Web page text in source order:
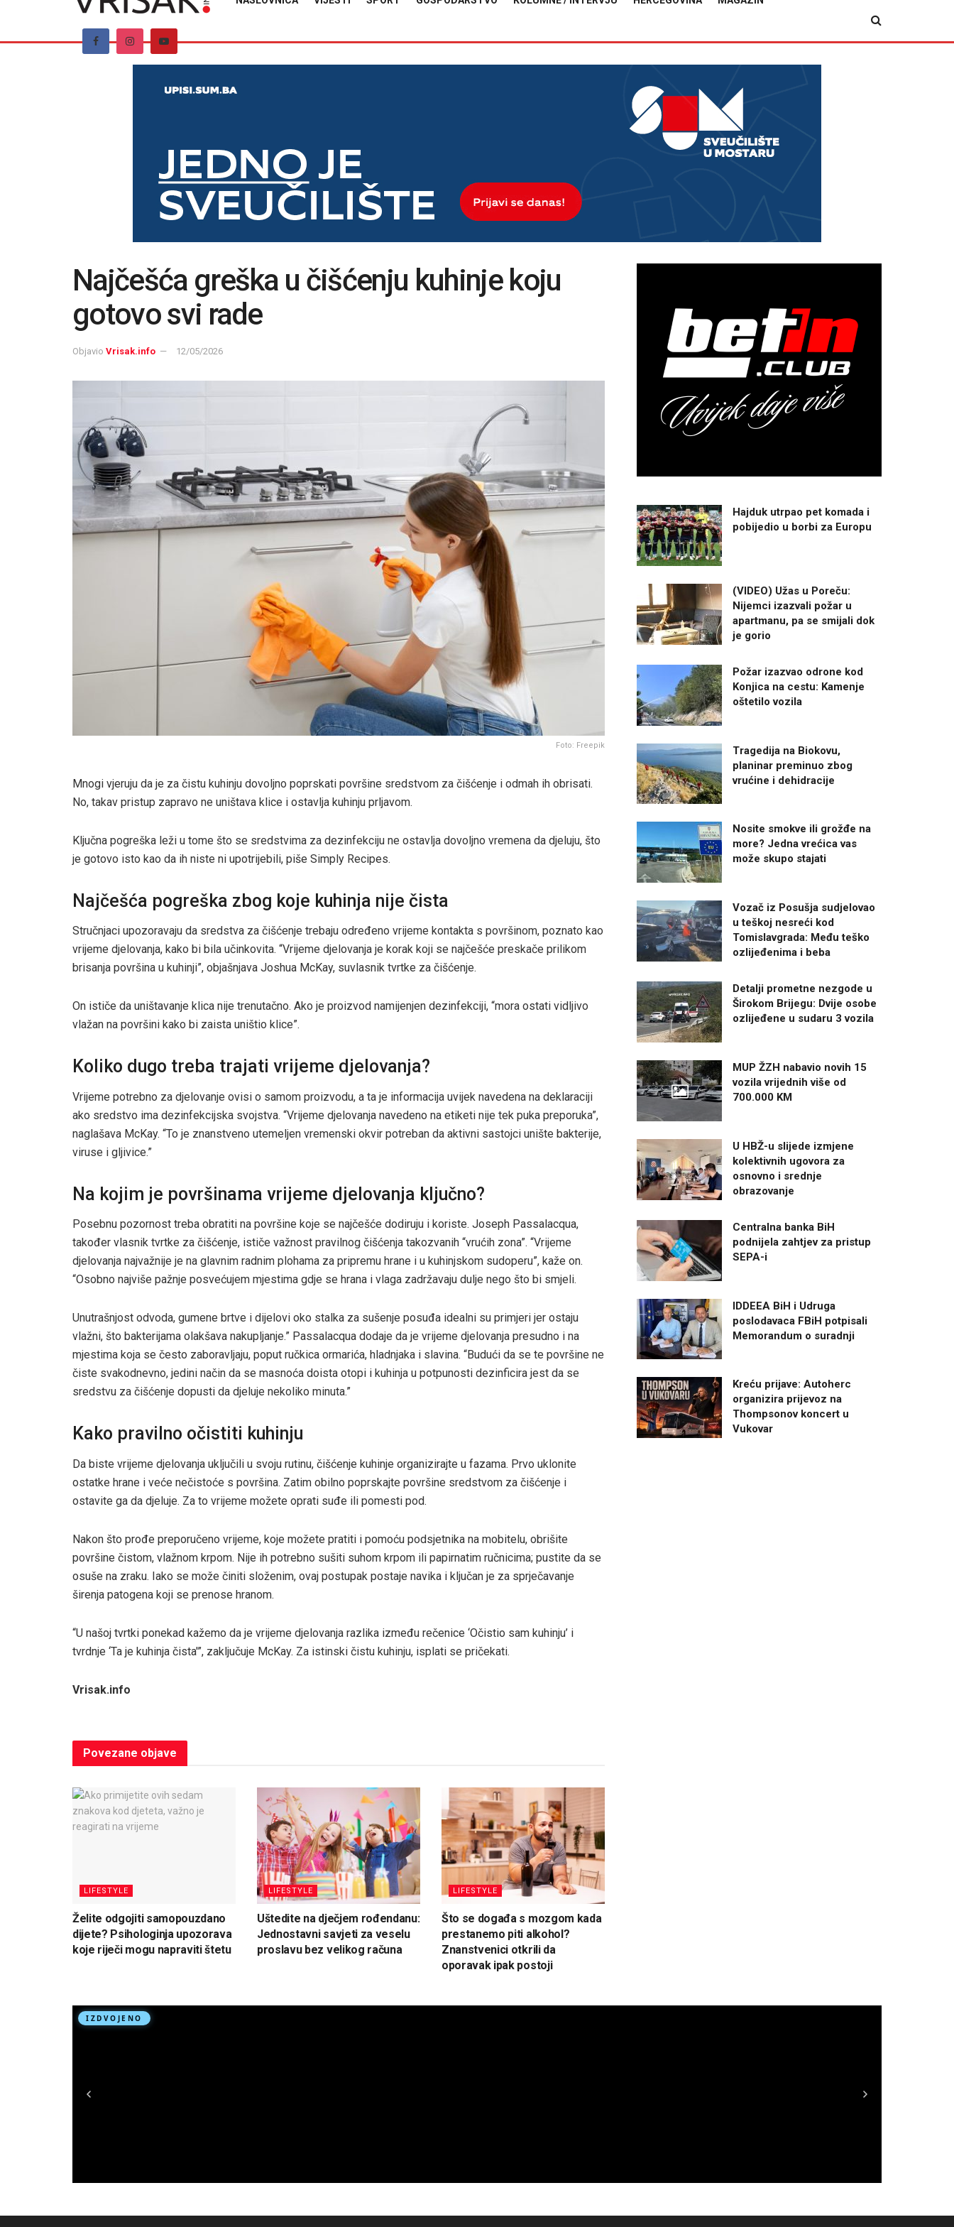
Najčešća greška u čišćenju kuhinje koju
gotovo svi rade
Objavio Vrisak.info 12/05/2026
Foto: Freepik
Mnogi vjeruju da je za čistu kuhinju dovoljno poprskati površine sredstvom za čišćenje i odmah ih obrisati.
No, takav pristup zapravo ne uništava klice i ostavlja kuhinju prljavom.
Ključna pogreška leži u tome što se sredstvima za dezinfekciju ne ostavlja dovoljno vremena da djeluju, što
je gotovo isto kao da ih niste ni upotrijebili, piše Simply Recipes.
Najčešća pogreška zbog koje kuhinja nije čista
Stručnjaci upozoravaju da sredstva za čišćenje trebaju određeno vrijeme kontakta s površinom, poznato kao
vrijeme djelovanja, kako bi bila učinkovita. “Vrijeme djelovanja je korak koji se najčešće preskače prilikom
brisanja površina u kuhinji”, objašnjava Joshua McKay, suvlasnik tvrtke za čišćenje.
On ističe da uništavanje klica nije trenutačno. Ako je proizvod namijenjen dezinfekciji, “mora ostati vidljivo
vlažan na površini kako bi zaista uništio klice”.
Koliko dugo treba trajati vrijeme djelovanja?
Vrijeme potrebno za djelovanje ovisi o samom proizvodu, a ta je informacija uvijek navedena na deklaraciji
ako sredstvo ima dezinfekcijska svojstva. “Vrijeme djelovanja navedeno na etiketi nije tek puka preporuka”,
naglašava McKay. “To je znanstveno utemeljen vremenski okvir potreban da aktivni sastojci unište bakterije,
viruse i gljivice.”
Na kojim je površinama vrijeme djelovanja ključno?
Posebnu pozornost treba obratiti na površine koje se najčešće dodiruju i koriste. Joseph Passalacqua,
također vlasnik tvrtke za čišćenje, ističe važnost pravilnog čišćenja takozvanih “vrućih zona”. “Vrijeme
djelovanja najvažnije je na glavnim radnim plohama za pripremu hrane i u kuhinjskom sudoperu”, kaže on.
“Osobno najviše pažnje posvećujem mjestima gdje se hrana i vlaga zadržavaju dulje nego što bi smjeli.
Unutrašnjost odvoda, gumene brtve i dijelovi oko stalka za sušenje posuđa idealni su primjeri jer ostaju
vlažni, što bakterijama olakšava nakupljanje.” Passalacqua dodaje da je vrijeme djelovanja presudno i na
mjestima koja se često zaboravljaju, poput ručkica ormarića, hladnjaka i slavina. “Budući da se te površine ne
čiste svakodnevno, jedini način da se masnoća doista otopi i kuhinja u potpunosti dezinficira jest da se
sredstvu za čišćenje dopusti da djeluje nekoliko minuta.”
Kako pravilno očistiti kuhinju
Da biste vrijeme djelovanja uključili u svoju rutinu, čišćenje kuhinje organizirajte u fazama. Prvo uklonite
ostatke hrane i veće nečistoće s površina. Zatim obilno poprskajte površine sredstvom za čišćenje i
ostavite ga da djeluje. Za to vrijeme možete oprati suđe ili pomesti pod.
Nakon što prođe preporučeno vrijeme, koje možete pratiti i pomoću podsjetnika na mobitelu, obrišite
površine čistom, vlažnom krpom. Nije ih potrebno sušiti suhom krpom ili papirnatim ručnicima; pustite da se
osuše na zraku. Iako se može činiti složenim, ovaj postupak postaje navika i ključan je za sprječavanje
širenja patogena koji se prenose hranom.
“U našoj tvrtki ponekad kažemo da je vrijeme djelovanja razlika između rečenice ‘Očistio sam kuhinju’ i
tvrdnje ‘Ta je kuhinja čista'”, zaključuje McKay. Za istinski čistu kuhinju, isplati se pričekati.
Vrisak.info
Povezane objave
LIFESTYLE
Želite odgojiti samopouzdano
dijete? Psihologinja upozorava
koje riječi mogu napraviti štetu
LIFESTYLE
Uštedite na dječjem rođendanu:
Jednostavni savjeti za veselu
proslavu bez velikog računa
LIFESTYLE
Što se događa s mozgom kada
prestanemo piti alkohol?
Znanstvenici otkrili da
oporavak ipak postoji
Hajduk utrpao pet komada i
pobijedio u borbi za Europu
(VIDEO) Užas u Poreču:
Nijemci izazvali požar u
apartmanu, pa se smijali dok
je gorio
Požar izazvao odrone kod
Konjica na cestu: Kamenje
oštetilo vozila
Tragedija na Biokovu,
planinar preminuo zbog
vrućine i dehidracije
Nosite smokve ili grožđe na
more? Jedna vrećica vas
može skupo stajati
Vozač iz Posušja sudjelovao
u teškoj nesreći kod
Tomislavgrada: Među teško
ozlijeđenima i beba
Detalji prometne nezgode u
Širokom Brijegu: Dvije osobe
ozlijeđene u sudaru 3 vozila
MUP ŽZH nabavio novih 15
vozila vrijednih više od
700.000 KM
U HBŽ-u slijede izmjene
kolektivnih ugovora za
osnovno i srednje
obrazovanje
Centralna banka BiH
podnijela zahtjev za pristup
SEPA-i
IDDEEA BiH i Udruga
poslodavaca FBiH potpisali
Memorandum o suradnji
Kreću prijave: Autoherc
organizira prijevoz na
Thompsonov koncert u
Vukovar